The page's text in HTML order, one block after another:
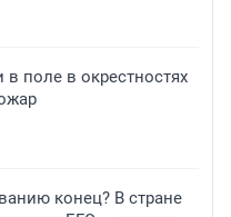
поле в окрестностях
конец? В стране